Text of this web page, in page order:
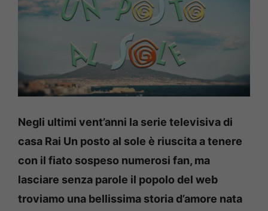
Negli ultimi vent’anni la serie televisiva di
casa Rai Un posto al sole è riuscita a tenere
con il fiato sospeso numerosi fan, ma
lasciare senza parole il popolo del web
troviamo una bellissima storia d’amore nata